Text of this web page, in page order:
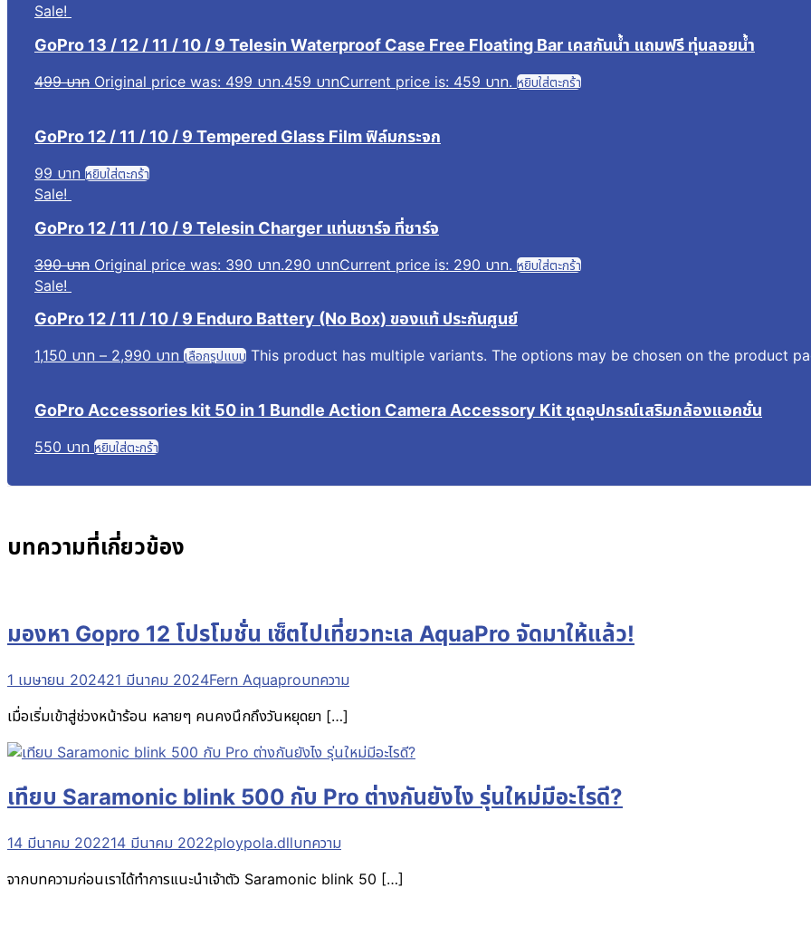
Sale!
GoPro 13 / 12 / 11 / 10 / 9 Telesin Waterproof Case Free Floating Bar เคสกันน้ำ แถมฟรี ทุ่นลอยน้ำ
499บาท Original price was: 499 บาท.459 บาทCurrent price is: 459 บาท. หยิบใส่ตะกร้า
GoPro 12 / 11 / 10 / 9 Tempered Glass Film ฟิล์มกระจก
99 บาท หยิบใส่ตะกร้า
Sale!
GoPro 12 / 11 / 10 / 9 Telesin Charger แท่นชาร์จ ที่ชาร์จ
390บาท Original price was: 390 บาท.290 บาทCurrent price is: 290 บาท. หยิบใส่ตะกร้า
Sale!
GoPro 12 / 11 / 10 / 9 Enduro Battery (No Box) ของแท้ ประกันศูนย์
1,150 บาท – 2,990 บาท เลือกรูปแบบ This product has multiple variants. The options may be chosen on the product
GoPro Accessories kit 50 in 1 Bundle Action Camera Accessory Kit ชุดอุปกรณ์เสริมกล้องแอคชั่น
550 บาท หยิบใส่ตะกร้า
บทความที่เกี่ยวข้อง
มองหา Gopro 12 โปรโมชั่น เซ็ตไปเที่ยวทะเล AquaPro จัดมาให้แล้ว!
1 เมษายน 202421 มีนาคม 2024Fern Aquaproบทความ
เมื่อเริ่มเข้าสู่ช่วงหน้าร้อน หลายๆ คนคงนึกถึงวันหยุดยา […]
เทียบ Saramonic blink 500 กับ Pro ต่างกันยังไง รุ่นใหม่มีอะไรดี?
14 มีนาคม 202214 มีนาคม 2022ploypola.dllบทความ
จากบทความก่อนเราได้ทำการแนะนำเจ้าตัว Saramonic blink 50 […]